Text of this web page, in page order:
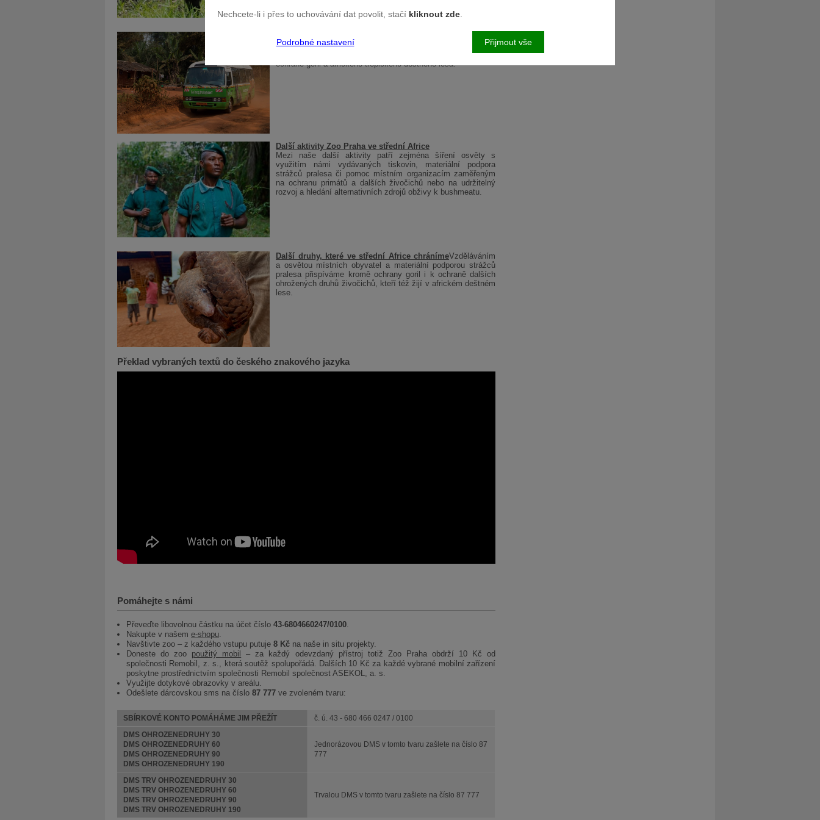
Toulavý autobus je projekt zaměřený na environmentální
vzdělávání mladé generace Kamerunců a šíření povědomí o
ochraně goril a afrického tropického deštného lesa.
Další aktivity Zoo Praha ve střední Africe
Mezi naše další aktivity patří zejména šíření osvěty s
využitím námi vydávaných tiskovin, materiální podpora
strážců pralesa či pomoc místním organizacím zaměřeným
na ochranu primátů a dalších živočichů nebo na udržitelný
rozvoj a hledání alternativních zdrojů obživy k bushmeatu.
Další druhy, které ve střední Africe chránímeVzděláváním
a osvětou místních obyvatel a materiální podporou strážců
pralesa přispíváme kromě ochrany goril i k ochraně dalších
ohrožených druhů živočichů, kteří též žijí v africkém deštném
lese.
Překlad vybraných textů do českého znakového jazyka
Pomáhejte s námi
Převeďte libovolnou částku na účet číslo 43-6804660247/0100.
Nakupte v našem e-shopu.
Navštivte zoo – z každého vstupu putuje 8 Kč na naše in situ projekty.
Doneste do zoo použitý mobil
– za každý odevzdaný přístroj totiž Zoo Praha obdrží 10 Kč od
společnosti Remobil, z. s., která soutěž spolupořádá. Dalších 10 Kč za každé vybrané mobilní zařízení
poskytne prostřednictvím společnosti Remobil společnost ASEKOL, a. s.
Využijte dotykové obrazovky v areálu.
Odešlete dárcovskou sms na číslo 87 777 ve zvoleném tvaru:
SBÍRKOVÉ KONTO POMÁHÁME JIM PŘEŽÍT č. ú. 43 - 680 466 0247 / 0100
DMS OHROZENEDRUHY 30
DMS OHROZENEDRUHY 60
DMS OHROZENEDRUHY 90
DMS OHROZENEDRUHY 190
Jednorázovou DMS v tomto tvaru zašlete na číslo 87
777
DMS TRV OHROZENEDRUHY 30
DMS TRV OHROZENEDRUHY 60
DMS TRV OHROZENEDRUHY 90
DMS TRV OHROZENEDRUHY 190
Trvalou DMS v tomto tvaru zašlete na číslo 87 777
Nechcete-li i přes to uchovávání dat povolit, stačí kliknout zde
Podrobné nastavení Přijmout vše